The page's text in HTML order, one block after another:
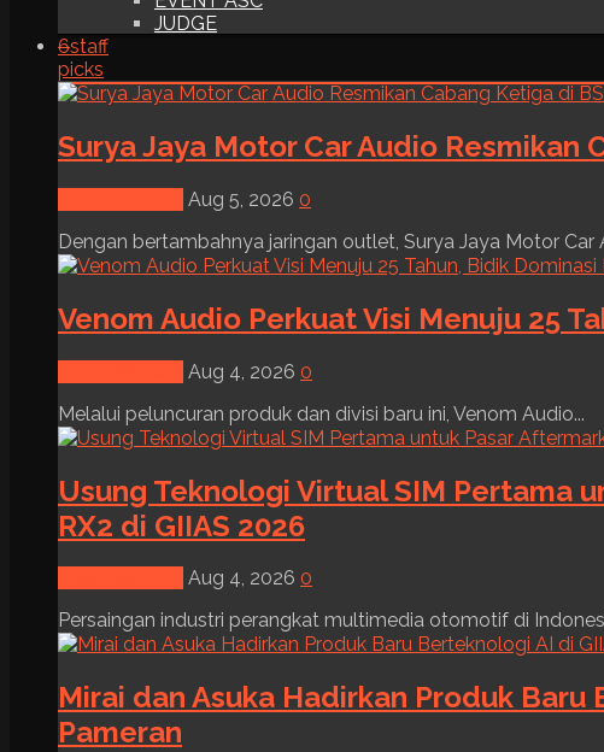
JUDGE
6staff
picks
Surya Jaya Motor Car Audio Resmikan
Aug 5, 2026 0
Dengan bertambahnya jaringan outlet, Surya Jaya Motor Car
Venom Audio Perkuat Visi Menuju 25
Aug 4, 2026 0
Melalui peluncuran produk dan divisi baru ini, Venom Audio...
Usung Teknologi Virtual SIM Pertama
RX2 di GIIAS 2026
Aug 4, 2026 0
Persaingan industri perangkat multimedia otomotif di
Mirai dan Asuka Hadirkan Produk Baru
Pameran